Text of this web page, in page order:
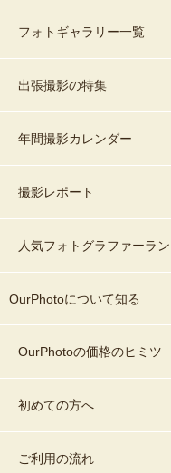
フォトギャラリー一覧
出張撮影の特集
年間撮影カレンダー
撮影レポート
人気フォトグラファーラ
OurPhotoについて知る
OurPhotoの価格のヒミツ
初めての方へ
ご利用の流れ